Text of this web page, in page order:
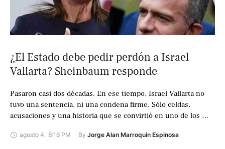
¿El Estado debe pedir perdón a Israel
Vallarta? Sheinbaum responde
Pasaron casi dos décadas. En ese tiempo, Israel Vallarta no
tuvo una sentencia, ni una condena firme. Sólo celdas,
acusaciones y una historia que se convirtió en uno de los …
agosto 4, 8:16 PM By Jorge Alan Marroquin Espinosa